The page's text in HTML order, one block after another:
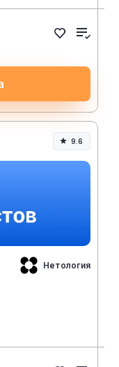
9.6
Нетология